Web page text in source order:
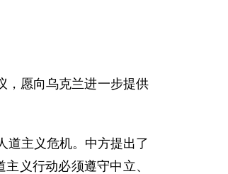
，愿向乌克兰进一步提供
道主义危机。中方提出了
义行动必须遵守中立、